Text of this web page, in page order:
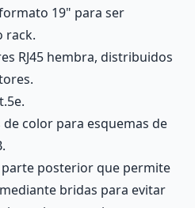
19" para ser
rack.
RJ45 hembra, distribuidos
color para esquemas de
posterior que permite
bridas para evitar